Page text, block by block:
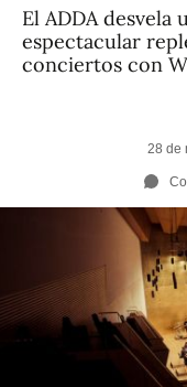
El ADDA
espectacular
conciertos con
28 de